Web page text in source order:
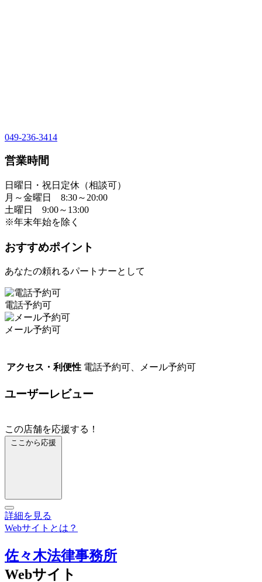
049-236-3414
営業時間
日曜日・祝日定休（相談可）
月～金曜日 8:30～20:00
土曜日 9:00～13:00
※年末年始を除く
おすすめポイント
あなたの頼れるパートナーとして
電話予約可
メール予約可
アクセス・利便性 電話予約可、メール予約可
ユーザーレビュー
この店舗を応援する！
ここから応援
詳細を見る
Webサイトとは？
佐々木法律事務所
Webサイト